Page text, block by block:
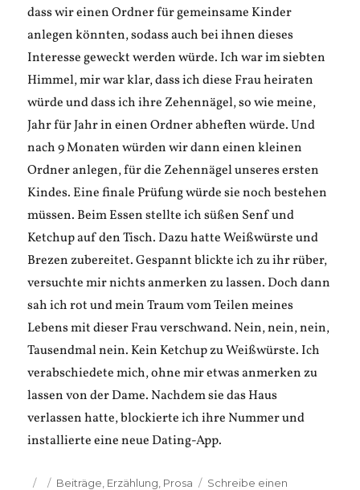
dass wir einen Ordner für gemeinsame Kinder
anlegen könnten, sodass auch bei ihnen dieses
Interesse geweckt werden würde. Ich war im siebten
Himmel, mir war klar, dass ich diese Frau heiraten
würde und dass ich ihre Zehennägel, so wie meine,
Jahr für Jahr in einen Ordner abheften würde. Und
nach 9 Monaten würden wir dann einen kleinen
Ordner anlegen, für die Zehennägel unseres ersten
Kindes. Eine finale Prüfung würde sie noch bestehen
müssen. Beim Essen stellte ich süßen Senf und
Ketchup auf den Tisch. Dazu hatte Weißwürste und
Brezen zubereitet. Gespannt blickte ich zu ihr rüber,
versuchte mir nichts anmerken zu lassen. Doch dann
sah ich rot und mein Traum vom Teilen meines
Lebens mit dieser Frau verschwand. Nein, nein, nein,
Tausendmal nein. Kein Ketchup zu Weißwürste. Ich
verabschiedete mich, ohne mir etwas anmerken zu
lassen von der Dame. Nachdem sie das Haus
verlassen hatte, blockierte ich ihre Nummer und
installierte eine neue Dating-App.
Veröffentlicht
Kategorien
Beiträge Erzählung Prosa
Schreibe einen